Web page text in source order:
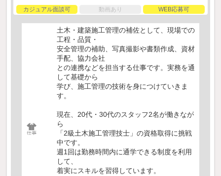
カジュアル面談可 動画あり WEB応募可
土木・建築施工管理の補佐として、現場での
工程・品質・
安全管理の補助、写真撮影や書類作成、資材
手配、協力会社
との連携などを担当する仕事です。実務を通
して基礎から
学び、施工管理の技術を身につけていきま
す。
現在、20代・30代のスタッフ2名が働きなが
ら
「2級土木施工管理技士」の資格取得に挑戦
中です。
週1回は勤務時間内に通学できる制度を利用
して、
着実にスキルを習得しています。